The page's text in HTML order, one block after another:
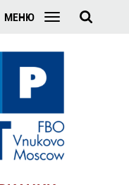
МЕНЮ